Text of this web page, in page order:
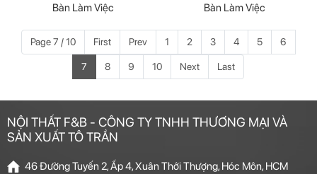
Bàn Làm Việc Bàn Làm Việc
Page 7 / 10 First Prev 1 2 3 4 5 6
7 8 9 10 Next Last
NỘI THẤT F&B - CÔNG TY TNHH THƯƠNG MẠI VÀ
SẢN XUẤT TÔ TRẦN
46 Đường Tuyến 2, Ấp 4, Xuân Thới Thượng, Hóc Môn, HCM